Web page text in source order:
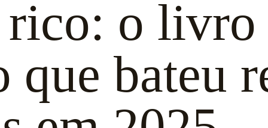
rico: o livro
que bateu